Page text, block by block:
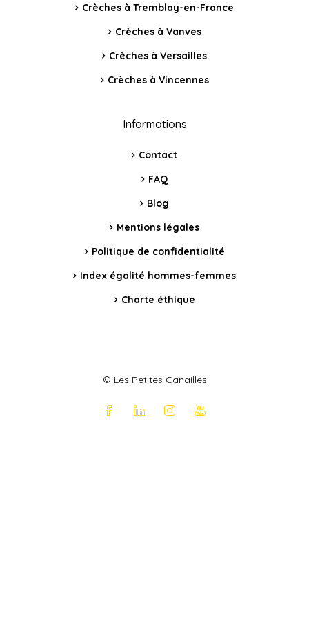
Crèches à Tremblay-en-France
Crèches à Vanves
Crèches à Versailles
Crèches à Vincennes
Informations
Contact
FAQ
Blog
Mentions légales
Politique de confidentialité
Index égalité hommes-femmes
Charte éthique
© Les Petites Canailles